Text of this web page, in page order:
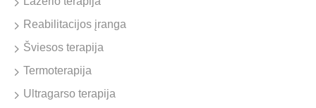
Reabilitacijos įranga
Šviesos terapija
Termoterapija
Ultragarso terapija